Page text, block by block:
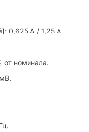
0,625 А / 1,25 А.
от номинала.